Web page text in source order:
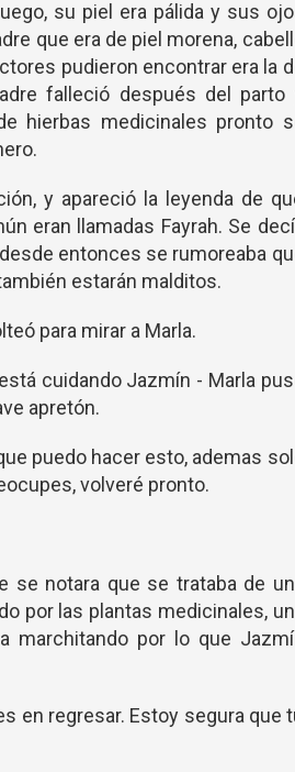
su piel era pálida y sus
que era de piel morena,
pudieron encontrar era la
falleció después del parto
hierbas medicinales pronto
y apareció la leyenda de
eran llamadas Fayrah. Se
entonces se rumoreaba
estarán malditos.
para mirar a Marla.
cuidando Jazmín - Marla
apretón.
puedo hacer esto, ademas
volveré pronto.
se notara que se trataba de
por las plantas medicinales,
marchitando por lo que
en regresar. Estoy segura que